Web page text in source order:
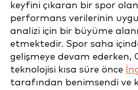
keyfini çıkaran bir spor
performans verilerinin
analizi için bir büyüme
etmektedir. Spor saha
gelişmeye devam
teknolojisi kısa süre önce
tarafından benimsendi ve